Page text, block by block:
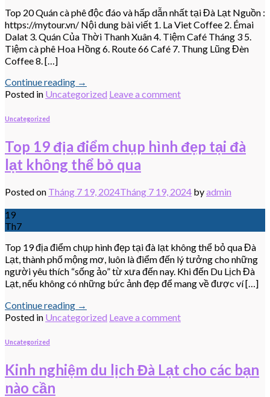
Top 20 Quán cà phê độc đáo và hấp dẫn nhất tại Đà Lạt Nguồn :
https://mytour.vn/ Nội dung bài viết 1. La Viet Coffee 2. Émai
Dalat 3. Quán Của Thời Thanh Xuân 4. Tiệm Café Tháng 3 5.
Tiệm cà phê Hoa Hồng 6. Route 66 Café 7. Thung Lũng Đèn
Coffee 8. […]
Continue reading →
Posted in Uncategorized Leave a comment
Uncategorized
Top 19 địa điểm chụp hình đẹp tại đà
lạt không thể bỏ qua
Posted on Tháng 7 19, 2024Tháng 7 19, 2024 byadmin
19
Th7
Top 19 địa điểm chụp hình đẹp tại đà lạt không thể bỏ qua Đà
Lạt, thành phố mộng mơ, luôn là điểm đến lý tưởng cho những
người yêu thích “sống ảo” từ xưa đến nay. Khi đến Du Lịch Đà
Lạt, nếu không có những bức ảnh đẹp để mang về được ví […]
Continue reading →
Posted in Uncategorized Leave a comment
Uncategorized
Kinh nghiệm du lịch Đà Lạt cho các bạn
nào cần